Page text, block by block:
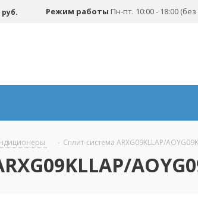
Режим работы Пн-пт. 10:00 - 18:00
- Сплит-система ARXG09KLLAP/